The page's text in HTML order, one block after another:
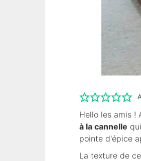
Hello les amis !
à la cannelle
pointe d'épice
La texture de